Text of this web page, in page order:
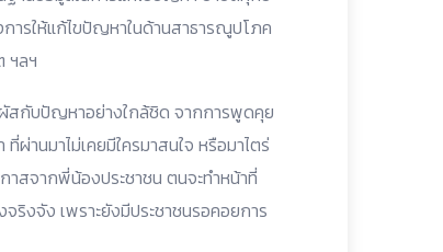
รให้แก้ไขปัญหาในด้านสาธารณูปโภค
ฯลฯ
สกับปัญหาอย่างใกล้ชิด จากการพูดคุย
านมาไม่เคยมีใครมาสนใจ หรือมาไตร่
สจากพี่น้องประชาชน ตนจะทำหน้าที่
ริงจัง เพราะยังมีประชาชนรอคอยการ